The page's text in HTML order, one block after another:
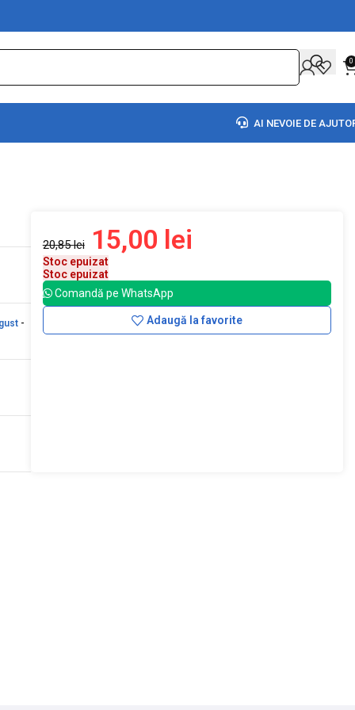
0
AI NEVOIE DE
-
20,85lei 15,00 lei
Stoc epuizat
Stoc epuizat
Comandă pe WhatsApp
Adaugă la favorite